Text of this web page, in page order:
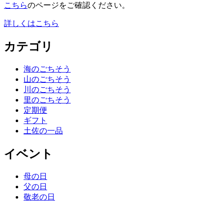
こちらのページをご確認ください。
詳しくはこちら
カテゴリ
海のごちそう
山のごちそう
川のごちそう
里のごちそう
定期便
ギフト
土佐の一品
イベント
母の日
父の日
敬老の日